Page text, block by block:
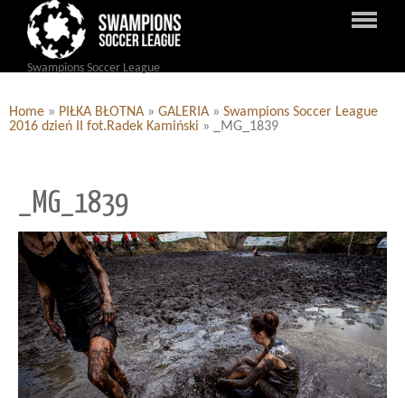
Swampions Soccer League
Home » PIŁKA BŁOTNA » GALERIA » Swampions Soccer League
2016 dzień II fot.Radek Kamiński » _MG_1839
_MG_1839